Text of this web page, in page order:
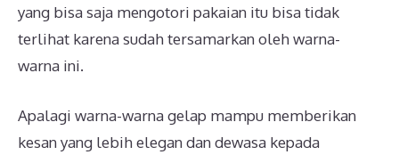
yang bisa saja mengotori pakaian itu bisa tidak
terlihat karena sudah tersamarkan oleh warna-
warna ini.
Apalagi warna-warna gelap mampu memberikan
kesan yang lebih elegan dan dewasa kepada